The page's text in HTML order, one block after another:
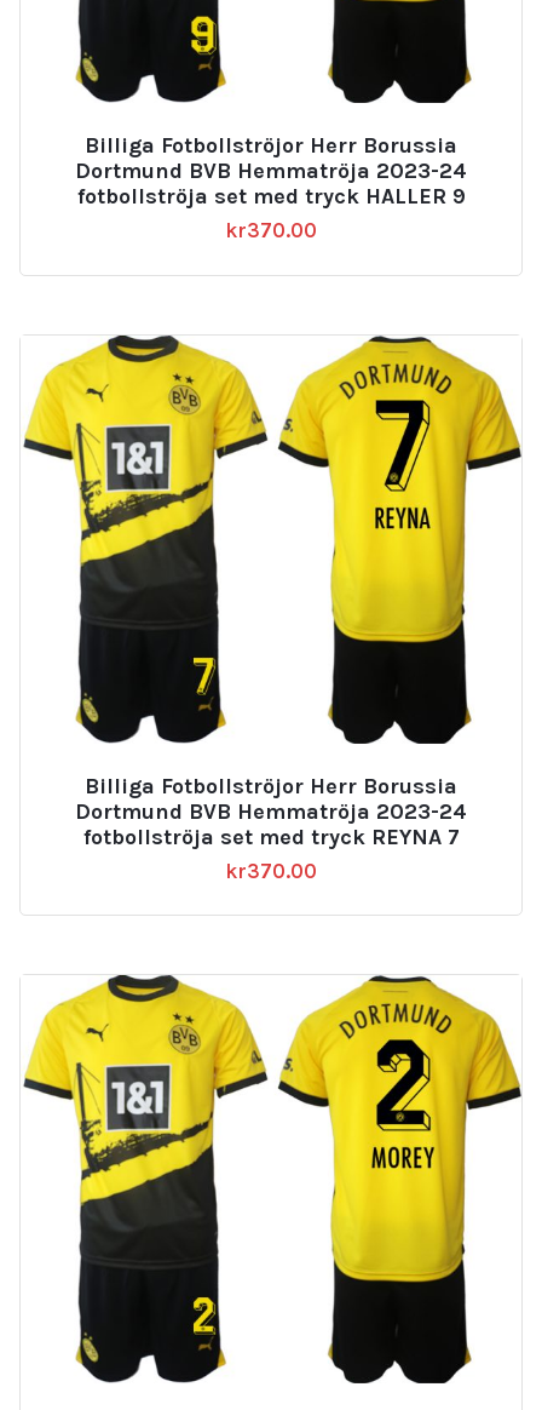
Billiga Fotbollströjor Herr Borussia
Dortmund BVB Hemmatröja 2023-24
fotbollströja set med tryck HALLER 9
kr370.00
Billiga Fotbollströjor Herr Borussia
Dortmund BVB Hemmatröja 2023-24
fotbollströja set med tryck REYNA 7
kr370.00